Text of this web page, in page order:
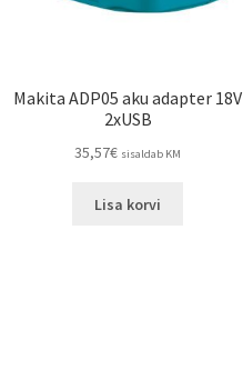
Makita ADP05 aku adapter 18V
2xUSB
35,57€ sisaldab KM
Lisa korvi